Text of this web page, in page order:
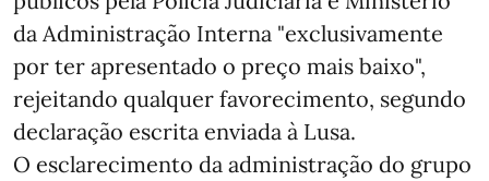
da Administração Interna "exclusivamente
por ter apresentado o preço mais baixo",
rejeitando qualquer favorecimento, segundo
declaração escrita enviada à Lusa.
O esclarecimento da administração do grupo